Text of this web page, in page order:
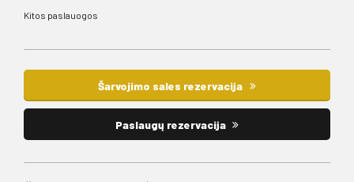
Kitos paslauogos
Šarvojimo sales rezervacija
Paslaugų rezervacija